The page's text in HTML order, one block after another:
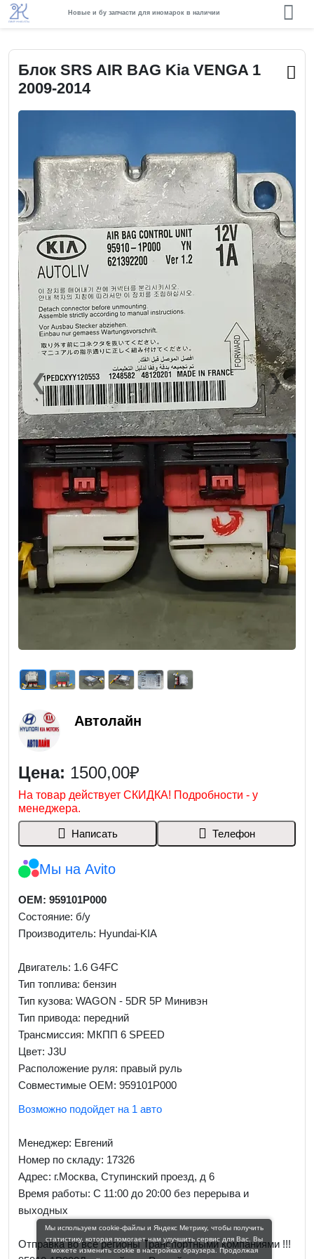
Новые и бу запчасти для иномарок в наличии
Блок SRS AIR BAG Kia VENGA 1
2009-2014
❮
Previous ❯Next
Автолайн
Цена: 1500,00₽
На товар действует СКИДКА! Подробности - у
менеджера.
Написать Телефон
Мы на Avito
OEM: 959101P000
Состояние: б/у
Производитель: Hyundai-KIA
Двигатель: 1.6 G4FC
Тип топлива: бензин
Тип кузова: WAGON - 5DR 5P Минивэн
Тип привода: передний
Трансмиссия: МКПП 6 SPEED
Цвет: J3U
Расположение руля: правый руль
Совместимые OEM: 959101P000
Возможно подойдет на 1 авто
Менеджер: Евгений
Номер по складу: 17326
Адрес: г.Москва, Ступинский проезд, д 6
Время работы: С 11:00 до 20:00 без перерыва и
выходных
Отправка во все регионы Транспортными компаниями !!!
Мы используем cookie-файлы и Яндекс Метрику, чтобы получить
статистику, которая помогает нам улучшить сервис для Вас. Вы
можете изменить cookie в настройках браузера. Продолжая